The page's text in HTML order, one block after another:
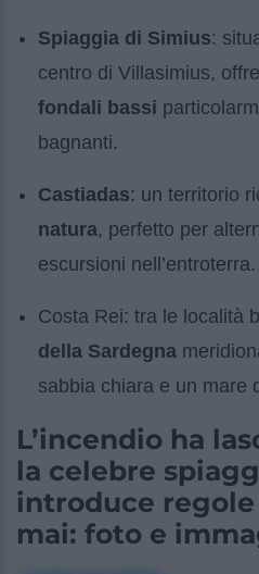
Spiaggia di Simius:
centro di Villasimius, offre
fondali bassi
bagnanti.
Castiadas: un territorio
natura, perfetto per
escursioni nell’entroterra.
Costa Rei: tra le località
della Sardegna
sabbia chiara e un mare
L’incendio ha
la celebre
introduce
mai: foto e